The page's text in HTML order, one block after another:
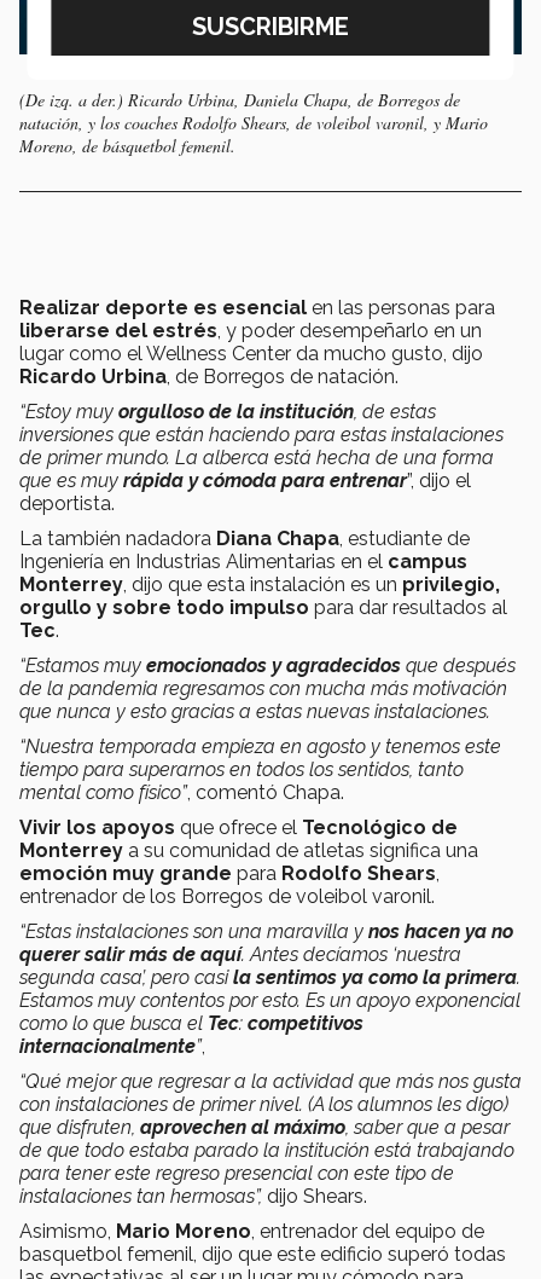
(De izq. a der.) Ricardo Urbina, Daniela Chapa, de Borregos de
natación, y los coaches Rodolfo Shears, de voleibol varonil, y Mario
Moreno, de básquetbol femenil.
Realizar deporte es esencial en las personas para
liberarse del estrés , y poder desempeñarlo en un
lugar como el Wellness Center da mucho gusto, dijo
Ricardo Urbina , de Borregos de natación.
“Estoy muy orgulloso de la institución , de estas
inversiones que están haciendo para estas instalaciones
de primer mundo. La alberca está hecha de una forma
que es muy rápida y cómoda para entrenar”, dijo el
deportista.
La también nadadora Diana Chapa , estudiante de
Ingeniería en Industrias Alimentarias en el campus
Monterrey , dijo que esta instalación es un privilegio,
orgullo y sobre todo impulso para dar resultados al
Tec.
“Estamos muy emocionados y agradecidos que después
de la pandemia regresamos con mucha más motivación
que nunca y esto gracias a estas nuevas instalaciones.
“Nuestra temporada empieza en agosto y tenemos este
tiempo para superarnos en todos los sentidos, tanto
mental como físico”, comentó Chapa.
Vivir los apoyos que ofrece el Tecnológico de
Monterrey a su comunidad de atletas significa una
emoción muy grande para Rodolfo Shears
entrenador de los Borregos de voleibol varonil.
“Estas instalaciones son una maravilla y nos hacen ya no
querer salir más de aquí. Antes decíamos ‘nuestra
segunda casa’, pero casila sentimos ya como la primera.
Estamos muy contentos por esto. Es un apoyo exponencial
como lo que busca el Tec: competitivos
internacionalmente”,
“Qué mejor que regresar a la actividad que más nos gusta
con instalaciones de primer nivel. (A los alumnos les digo)
que disfruten, aprovechen al máximo , saber que a pesar
de que todo estaba parado la institución está trabajando
para tener este regreso presencial con este tipo de
instalaciones tan hermosas”, dijo Shears.
Asimismo, Mario Moreno , entrenador del equipo de
basquetbol femenil, dijo que este edificio superó todas